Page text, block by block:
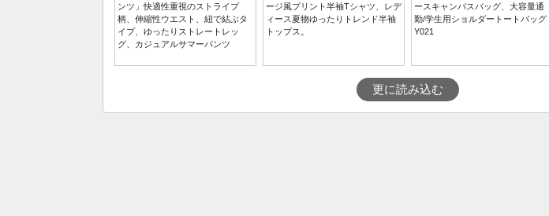
ンツ」快適性重視のストライプ
柄、伸縮性ウエスト、紐で結ぶタ
イプ、ゆったりストレートレッ
グ、カジュアルサマーパンツ
ージ風プリント半袖Tシャツ、レデ
ィース夏物ゆったりトレンド半袖
トップス。
ースキャンバスバッグ、大容量通
勤/学生用ショルダートートバッグ
Y021
更に読み込む